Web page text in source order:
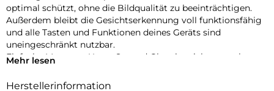
optimal schützt, ohne die Bildqualität zu beeinträchtigen.
Außerdem bleibt die Gesichtserkennung voll funktionsfähig
und alle Tasten und Funktionen deines Geräts sind
uneingeschränkt nutzbar.
Einfache Montage: Unser Second Glass ist nicht nur robust,
Mit dem mitgelieferten Montagerahmen lässt sich das
Mehr lesen
Herstellerinformation